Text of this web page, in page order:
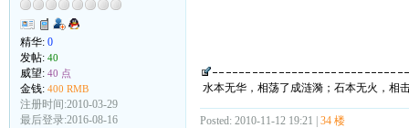
精华: 0
发帖: 40
威望: 40 点
金钱: 400 RMB
注册时间:2010-03-29
最后登录:2016-08-16
水本无华，相荡了成涟漪；石本无火，相
Posted: 2010-11-12 19:21 | 34 楼